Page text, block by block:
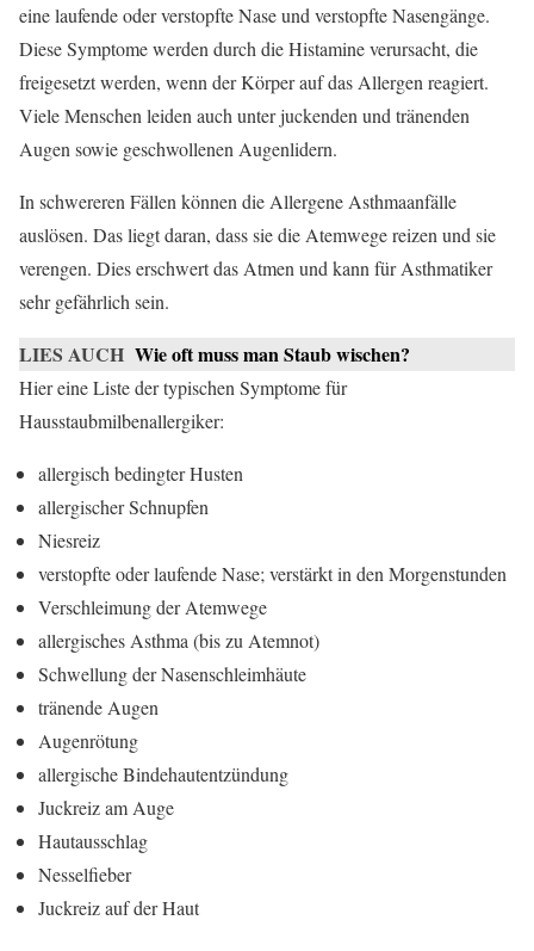
eine laufende oder verstopfte Nase und verstopfte Nasengänge.
Diese Symptome werden durch die Histamine verursacht, die
freigesetzt werden, wenn der Körper auf das Allergen reagiert.
Viele Menschen leiden auch unter juckenden und tränenden
Augen sowie geschwollenen Augenlidern.
In schwereren Fällen können die Allergene Asthmaanfälle
auslösen. Das liegt daran, dass sie die Atemwege reizen und sie
verengen. Dies erschwert das Atmen und kann für Asthmatiker
sehr gefährlich sein.
LIES AUCH Wie oft muss man Staub wischen?
Hier eine Liste der typischen Symptome für
Hausstaubmilbenallergiker:
allergisch bedingter Husten
allergischer Schnupfen
Niesreiz
verstopfte oder laufende Nase; verstärkt in den Morgenstunden
Verschleimung der Atemwege
allergisches Asthma (bis zu Atemnot)
Schwellung der Nasenschleimhäute
tränende Augen
Augenrötung
allergische Bindehautentzündung
Juckreiz am Auge
Hautausschlag
Nesselfieber
Juckreiz auf der Haut